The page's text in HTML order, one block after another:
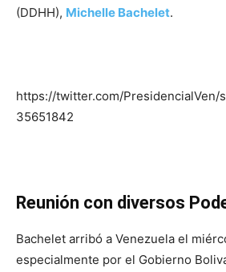
(DDHH), Michelle Bachelet.
https://twitter.com/PresidencialVen/
35651842
Reunión con diversos
Bachelet arribó a Venezuela el
especialmente por el Gobierno